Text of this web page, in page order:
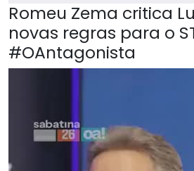
Romeu Zema critica
novas regras para o
#OAntagonista